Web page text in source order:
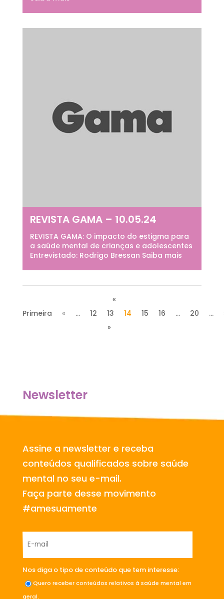
REVISTA GAMA – 10.05.24
REVISTA GAMA: O impacto do estigma para
a saúde mental de crianças e adolescentes
Entrevistado: Rodrigo Bressan Saiba mais
«
Primeira
« ... 12 13 14 15 16 ... 20 ...
»
Newsletter
Assine a newsletter e receba
conteúdos qualificados sobre saúde
mental no seu e-mail.
Faça parte desse movimento
#amesuamente
Nos diga o tipo de conteúdo que tem interesse:
Quero receber conteúdos relativos à saúde mental em
geral.